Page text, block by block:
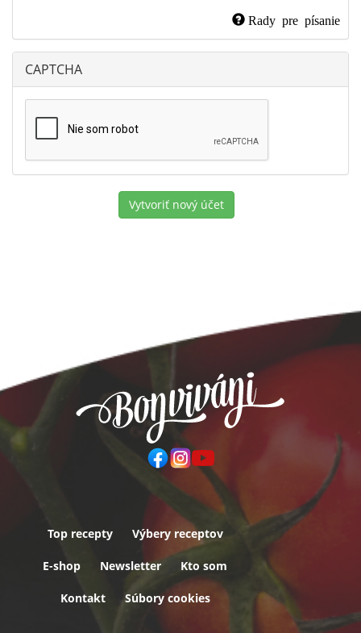
Rady pre písanie
CAPTCHA
Vytvoriť nový účet
Päta
Top recepty Výbery receptov
E-shop Newsletter Kto som
Kontakt Súbory cookies